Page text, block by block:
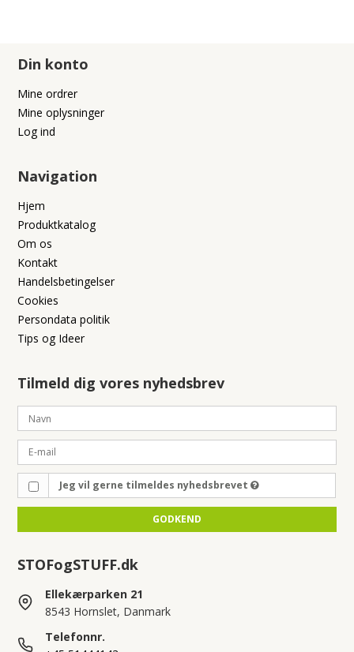
Din konto
Mine ordrer
Mine oplysninger
Log ind
Navigation
Hjem
Produktkatalog
Om os
Kontakt
Handelsbetingelser
Cookies
Persondata politik
Tips og Ideer
Tilmeld dig vores nyhedsbrev
Jeg vil gerne tilmeldes nyhedsbrevet
GODKEND
STOFogSTUFF.dk
Ellekærparken 21
8543 Hornslet, Danmark
Telefonnr.